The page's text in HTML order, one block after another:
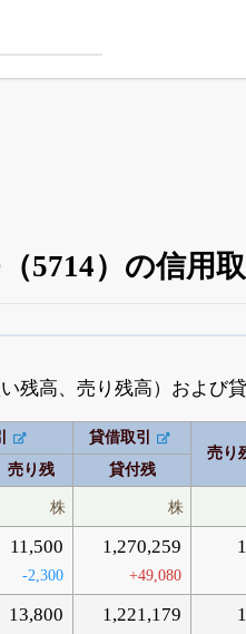
5714）の信用
無料でβ版をはじめる
と米株版の先行
残高、売り残高）および
貸借取引
売り
売り残 貸付残
株 株
11,500
-2,300
1,270,259
+49,080
13,800 1,221,179